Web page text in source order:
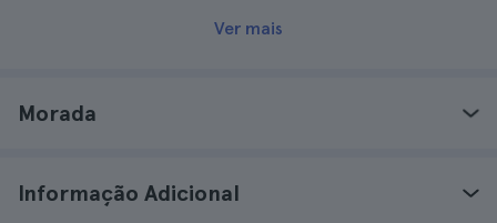
Ver mais
Morada
Informação Adicional